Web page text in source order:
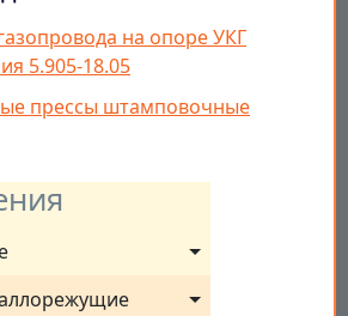
на опоре УКГ
5.905-18.05
прессы штамповочные